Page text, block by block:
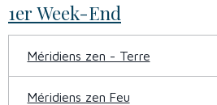
1er Week-End
Méridiens zen - Terre
Méridiens zen Feu